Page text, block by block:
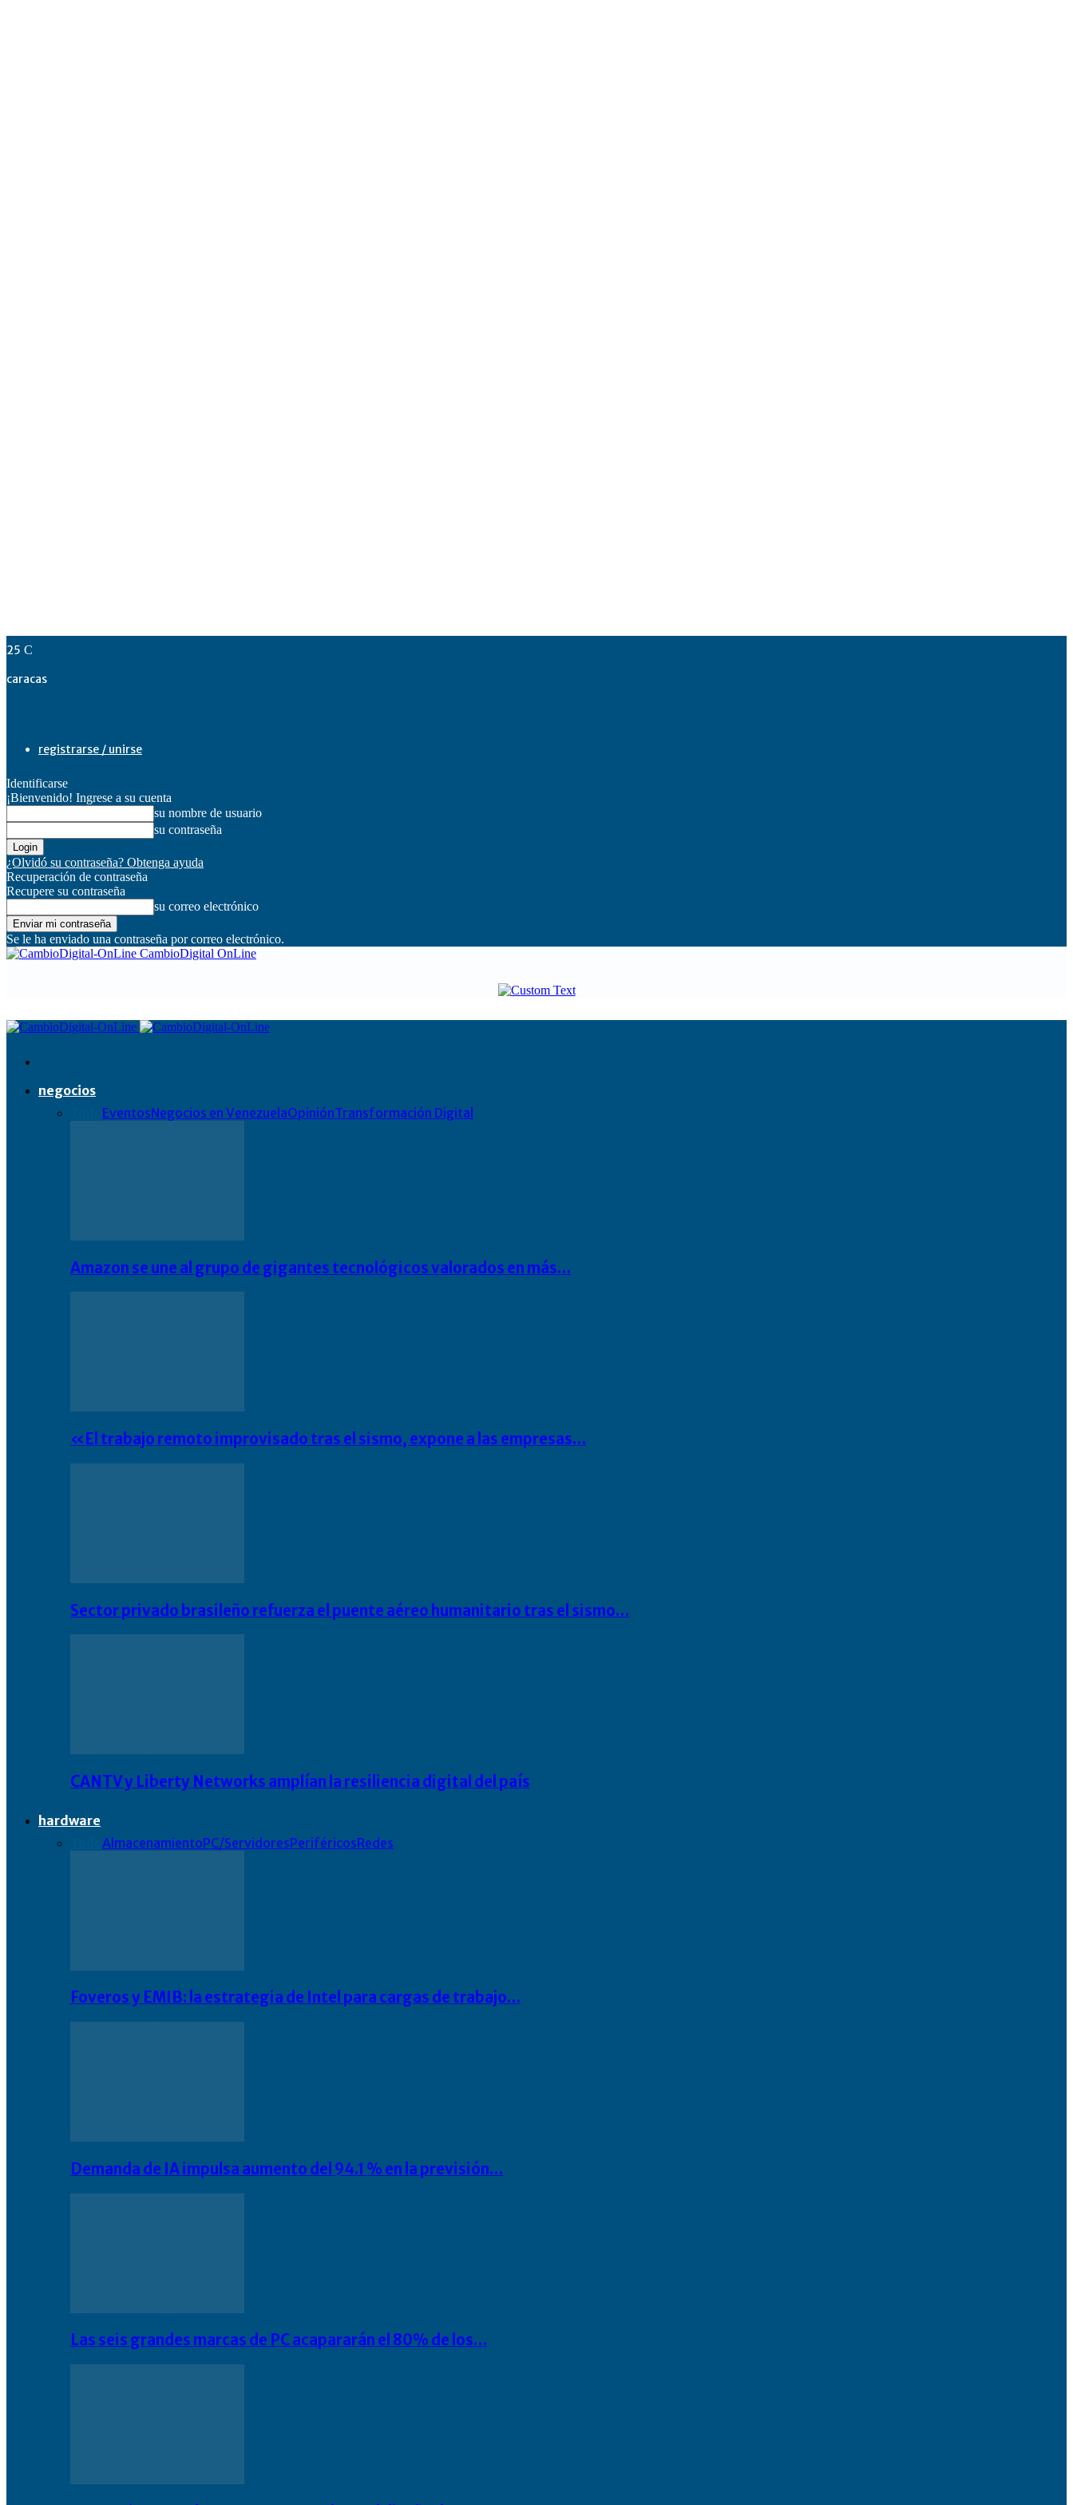
25 C
caracas
registrarse / unirse
Identificarse
¡Bienvenido! Ingrese a su cuenta
su nombre de usuario
su contraseña
¿Olvidó su contraseña? Obtenga ayuda
Recuperación de contraseña
Recupere su contraseña
su correo electrónico
Se le ha enviado una contraseña por correo electrónico.
CambioDigital OnLine
negocios
EventosNegocios en VenezuelaOpiniónTransformación Digital
Amazon se une al grupo de gigantes tecnológicos valorados en más…
«El trabajo remoto improvisado tras el sismo, expone a las empresas…
Sector privado brasileño refuerza el puente aéreo humanitario tras el sismo…
CANTV y Liberty Networks amplían la resiliencia digital del país
hardware
AlmacenamientoPC/ServidoresPeriféricosRedes
Foveros y EMIB: la estrategia de Intel para cargas de trabajo…
Demanda de IA impulsa aumento del 94.1 % en la previsión…
Las seis grandes marcas de PC acapararán el 80% de los…